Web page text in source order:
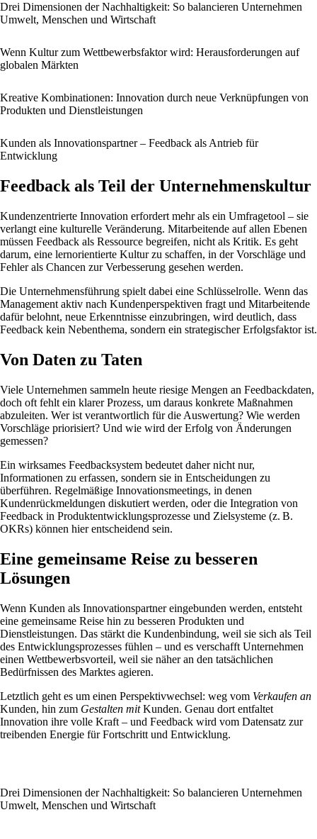
Drei Dimensionen der Nachhaltigkeit: So balancieren Unternehmen
Umwelt, Menschen und Wirtschaft
Wenn Kultur zum Wettbewerbsfaktor wird: Herausforderungen auf
globalen Märkten
Kreative Kombinationen: Innovation durch neue Verknüpfungen von
Produkten und Dienstleistungen
Kunden als Innovationspartner – Feedback als Antrieb für
Entwicklung
Feedback als Teil der Unternehmenskultur
Kundenzentrierte Innovation erfordert mehr als ein Umfragetool – sie
verlangt eine kulturelle Veränderung. Mitarbeitende auf allen Ebenen
müssen Feedback als Ressource begreifen, nicht als Kritik. Es geht
darum, eine lernorientierte Kultur zu schaffen, in der Vorschläge und
Fehler als Chancen zur Verbesserung gesehen werden.
Die Unternehmensführung spielt dabei eine Schlüsselrolle. Wenn das
Management aktiv nach Kundenperspektiven fragt und Mitarbeitende
dafür belohnt, neue Erkenntnisse einzubringen, wird deutlich, dass
Feedback kein Nebenthema, sondern ein strategischer Erfolgsfaktor ist.
Von Daten zu Taten
Viele Unternehmen sammeln heute riesige Mengen an Feedbackdaten,
doch oft fehlt ein klarer Prozess, um daraus konkrete Maßnahmen
abzuleiten. Wer ist verantwortlich für die Auswertung? Wie werden
Vorschläge priorisiert? Und wie wird der Erfolg von Änderungen
gemessen?
Ein wirksames Feedbacksystem bedeutet daher nicht nur,
Informationen zu erfassen, sondern sie in Entscheidungen zu
überführen. Regelmäßige Innovationsmeetings, in denen
Kundenrückmeldungen diskutiert werden, oder die Integration von
Feedback in Produktentwicklungsprozesse und Zielsysteme (z. B.
OKRs) können hier entscheidend sein.
Eine gemeinsame Reise zu besseren
Lösungen
Wenn Kunden als Innovationspartner eingebunden werden, entsteht
eine gemeinsame Reise hin zu besseren Produkten und
Dienstleistungen. Das stärkt die Kundenbindung, weil sie sich als Teil
des Entwicklungsprozesses fühlen – und es verschafft Unternehmen
einen Wettbewerbsvorteil, weil sie näher an den tatsächlichen
Bedürfnissen des Marktes agieren.
Letztlich geht es um einen Perspektivwechsel: weg vom Verkaufen an
Kunden, hin zum Gestalten mitKunden. Genau dort entfaltet
Innovation ihre volle Kraft – und Feedback wird vom Datensatz zur
treibenden Energie für Fortschritt und Entwicklung.
Drei Dimensionen der Nachhaltigkeit: So balancieren Unternehmen
Umwelt, Menschen und Wirtschaft